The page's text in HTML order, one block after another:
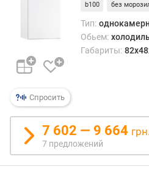
а
м
е
а
о
б
ъ
е
м
Спросить
b100 без
Тип:
Обьем:
Габариты:
7 602 — 9 664 грн.
7 предложений